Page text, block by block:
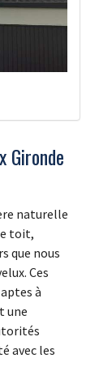
Gironde
naturelle
toit,
que nous
Ces
à
une
avec les